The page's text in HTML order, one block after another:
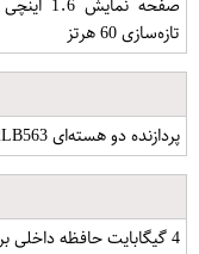
تازه‌سازی 60 هرتز
پردازنده دو هسته‌ای SF32LB563 با فرکانس 240 مگاهرتز
4 گیگابایت حافظه داخلی برای ذخیره موسیقی و فایل‌های چندرسانه‌ای